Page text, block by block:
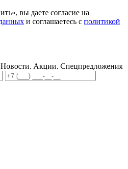
вы даете согласие на
и соглашаетесь с политикой
Новости. Акции. Спецпредложения